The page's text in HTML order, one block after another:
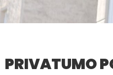
PRIVATUMO